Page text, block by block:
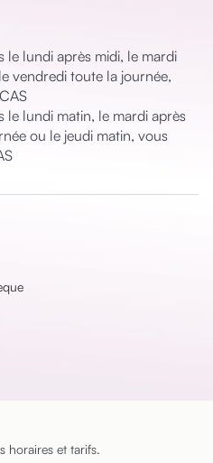
le lundi après midi, le mardi
vendredi toute la journée,
le lundi matin, le mardi après
ou le jeudi matin, vous
horaires et tarifs.